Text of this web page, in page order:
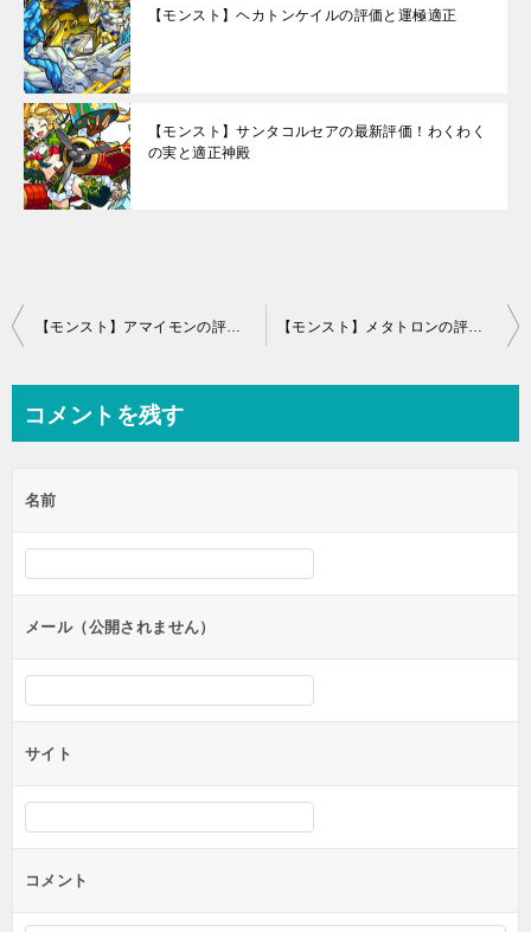
【モンスト】ヘカトンケイルの評価と運極適正
【モンスト】サンタコルセアの最新評価！わくわく
の実と適正神殿
投
ビ
ー
シ
ン
【モンスト】アマイモンの評価と運極適正 【モンスト】メタトロンの評価とわくわくの実！進化と神化どっち？
コメントを残す
名前
メール（公開されません）
サイト
コメント